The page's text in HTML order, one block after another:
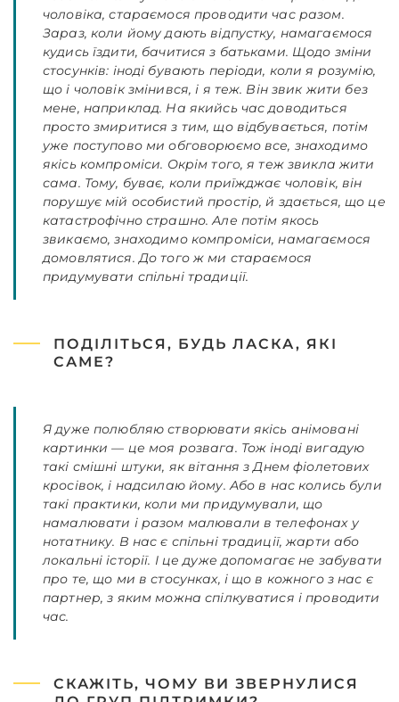
чоловіка, стараємося проводити час разом.
Зараз, коли йому дають відпустку, намагаємося
кудись їздити, бачитися з батьками. Щодо зміни
стосунків: іноді бувають періоди, коли я розумію,
що і чоловік змінився, і я теж. Він звик жити без
мене, наприклад. На якийсь час доводиться
просто змиритися з тим, що відбувається, потім
уже поступово ми обговорюємо все, знаходимо
якісь компроміси. Окрім того, я теж звикла жити
сама. Тому, буває, коли приїжджає чоловік, він
порушує мій особистий простір, й здається, що це
катастрофічно страшно. Але потім якось
звикаємо, знаходимо компроміси, намагаємося
домовлятися. До того ж ми стараємося
придумувати спільні традиції.
ПОДІЛІТЬСЯ, БУДЬ ЛАСКА, ЯКІ
САМЕ?
Я дуже полюбляю створювати якісь анімовані
картинки — це моя розвага. Тож іноді вигадую
такі смішні штуки, як вітання з Днем фіолетових
кросівок, і надсилаю йому. Або в нас колись були
такі практики, коли ми придумували, що
намалювати і разом малювали в телефонах у
нотатнику. В нас є спільні традиції, жарти або
локальні історії. І це дуже допомагає не забувати
про те, що ми в стосунках, і що в кожного з нас є
партнер, з яким можна спілкуватися і проводити
час.
СКАЖІТЬ, ЧОМУ ВИ ЗВЕРНУЛИСЯ